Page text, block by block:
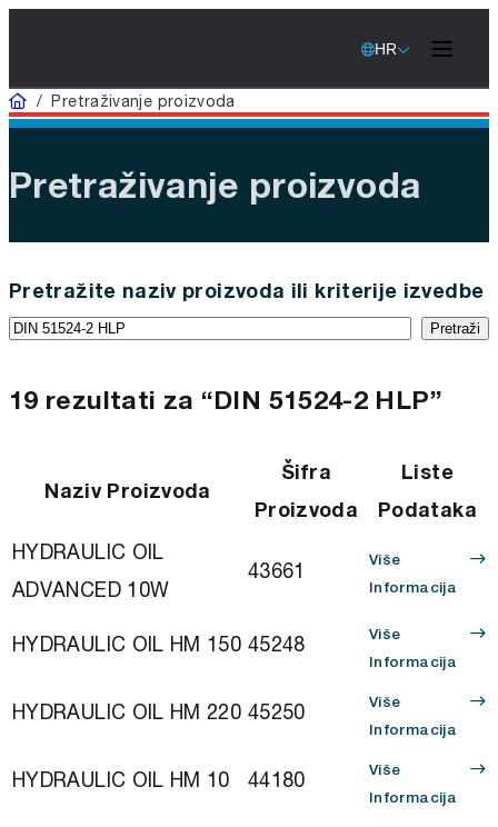
HR
Home
/Pretraživanje proizvoda
Pretraživanje proizvoda
Pretražite naziv proizvoda ili kriterije izvedbe
Pretraži
19 rezultati za “DIN 51524-2 HLP”
Naziv Proizvoda
Šifra
Proizvoda
Liste
Podataka
HYDRAULIC OIL
ADVANCED 10W
43661
Više
Informacija
HYDRAULIC OIL HM 150 45248
Više
Informacija
HYDRAULIC OIL HM 220 45250
Više
Informacija
HYDRAULIC OIL HM 10 44180
Više
Informacija